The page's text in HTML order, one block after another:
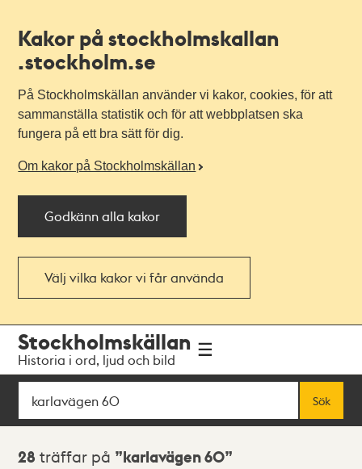
Kakor på stockholmskallan
.stockholm.se
På Stockholmskällan använder vi kakor, cookies, för att
sammanställa statistik och för att webbplatsen ska
fungera på ett bra sätt för dig.
Om kakor på Stockholmskällan
Godkänn alla kakor
Välj vilka kakor vi får använda
navigationen
huvudinnehållet
Stockholmskällan
Historia i ord, ljud och bild
Sök
Sök
Sökresultat
28 träffar på karlavägen 60